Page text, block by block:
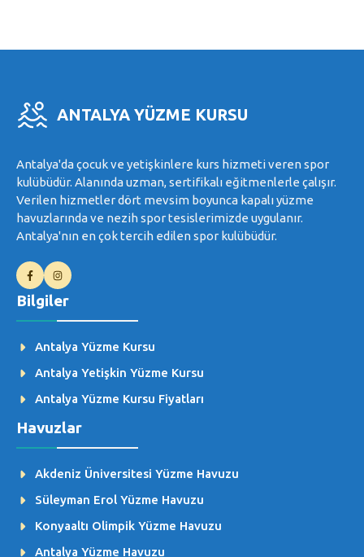
ANTALYA YÜZME KURSU
Antalya'da çocuk ve yetişkinlere kurs hizmeti veren spor
kulübüdür. Alanında uzman, sertifikalı eğitmenlerle çalışır.
Verilen hizmetler dört mevsim boyunca kapalı yüzme
havuzlarında ve nezih spor tesislerimizde uygulanır.
Antalya'nın en çok tercih edilen spor kulübüdür.
Bilgiler
Antalya Yüzme Kursu
Antalya Yetişkin Yüzme Kursu
Antalya Yüzme Kursu Fiyatları
Havuzlar
Akdeniz Üniversitesi Yüzme Havuzu
Süleyman Erol Yüzme Havuzu
Konyaaltı Olimpik Yüzme Havuzu
Antalya Yüzme Havuzu